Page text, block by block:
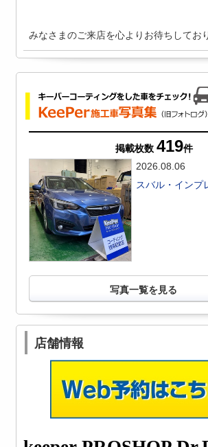
みなさまのご来店を心よりお待ちしてお
掲載枚数 419件
2026.08.06
スバル・インプ
写真一覧を見る
店舗情報